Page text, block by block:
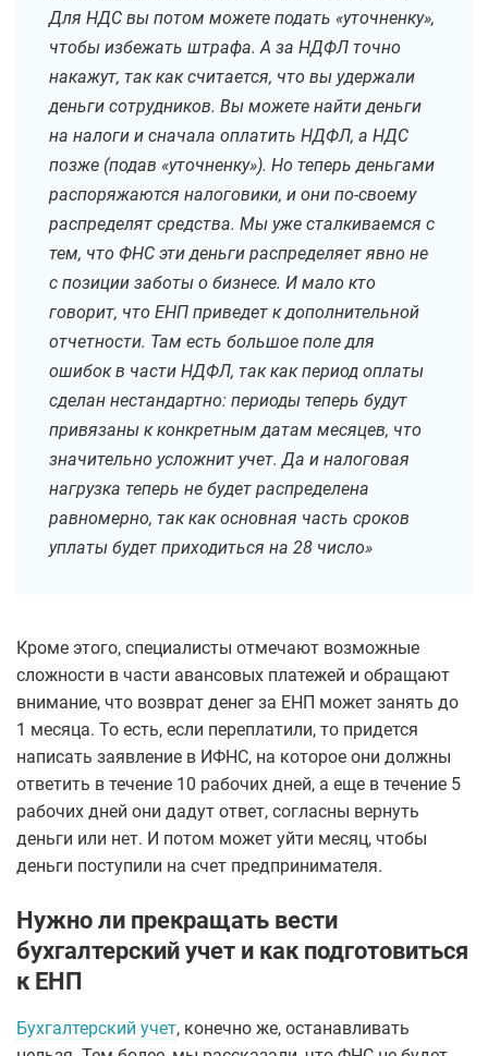
Для НДС вы потом можете подать «уточненку»,
чтобы избежать штрафа. А за НДФЛ точно
накажут, так как считается, что вы удержали
деньги сотрудников. Вы можете найти деньги
на налоги и сначала оплатить НДФЛ, а НДС
позже (подав «уточненку»). Но теперь деньгами
распоряжаются налоговики, и они по-своему
распределят средства. Мы уже сталкиваемся с
тем, что ФНС эти деньги распределяет явно не
с позиции заботы о бизнесе. И мало кто
говорит, что ЕНП приведет к дополнительной
отчетности. Там есть большое поле для
ошибок в части НДФЛ, так как период оплаты
сделан нестандартно: периоды теперь будут
привязаны к конкретным датам месяцев, что
значительно усложнит учет. Да и налоговая
нагрузка теперь не будет распределена
равномерно, так как основная часть сроков
уплаты будет приходиться на 28 число»
Кроме этого, специалисты отмечают возможные
сложности в части авансовых платежей и обращают
внимание, что возврат денег за ЕНП может занять до
1 месяца. То есть, если переплатили, то придется
написать заявление в ИФНС, на которое они должны
ответить в течение 10 рабочих дней, а еще в течение 5
рабочих дней они дадут ответ, согласны вернуть
деньги или нет. И потом может уйти месяц, чтобы
деньги поступили на счет предпринимателя.
Нужно ли прекращать вести
бухгалтерский учет и как подготовиться
к ЕНП
Бухгалтерский учет, конечно же, останавливать